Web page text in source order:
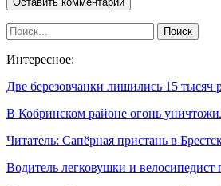
Интересное:
Две березовчанки лишились 15
В Кобринском районе огонь
Читатель: Сапёрная пристань в
Водитель легковушки и